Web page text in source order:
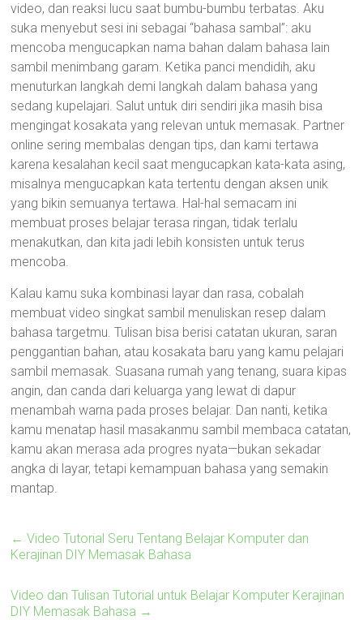
video, dan reaksi lucu saat bumbu-bumbu terbatas. Aku
suka menyebut sesi ini sebagai “bahasa sambal”: aku
mencoba mengucapkan nama bahan dalam bahasa lain
sambil menimbang garam. Ketika panci mendidih, aku
menuturkan langkah demi langkah dalam bahasa yang
sedang kupelajari. Salut untuk diri sendiri jika masih bisa
mengingat kosakata yang relevan untuk memasak. Partner
online sering membalas dengan tips, dan kami tertawa
karena kesalahan kecil saat mengucapkan kata-kata asing,
misalnya mengucapkan kata tertentu dengan aksen unik
yang bikin semuanya tertawa. Hal-hal semacam ini
membuat proses belajar terasa ringan, tidak terlalu
menakutkan, dan kita jadi lebih konsisten untuk terus
mencoba.
Kalau kamu suka kombinasi layar dan rasa, cobalah
membuat video singkat sambil menuliskan resep dalam
bahasa targetmu. Tulisan bisa berisi catatan ukuran, saran
penggantian bahan, atau kosakata baru yang kamu pelajari
sambil memasak. Suasana rumah yang tenang, suara kipas
angin, dan canda dari keluarga yang lewat di dapur
menambah warna pada proses belajar. Dan nanti, ketika
kamu menatap hasil masakanmu sambil membaca catatan,
kamu akan merasa ada progres nyata—bukan sekadar
angka di layar, tetapi kemampuan bahasa yang semakin
mantap.
← Video Tutorial Seru Tentang Belajar Komputer dan
Kerajinan DIY Memasak Bahasa
Video dan Tulisan Tutorial untuk Belajar Komputer Kerajinan
DIY Memasak Bahasa →